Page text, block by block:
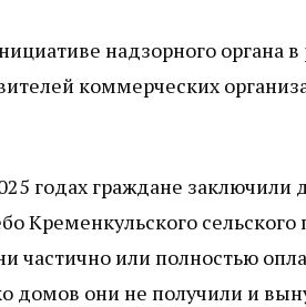
надзорного органа
коммерческих
годах граждане заключили
Кременкульского сельского
или полностью
домов они не получили и